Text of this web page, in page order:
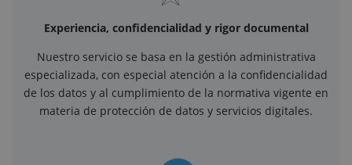
Experiencia, confidencialidad y rigor documental
Nuestro servicio se basa en la gestión administrativa
especializada, con especial atención a la confidencialidad
de los datos y al cumplimiento de la normativa vigente en
materia de protección de datos y servicios digitales.